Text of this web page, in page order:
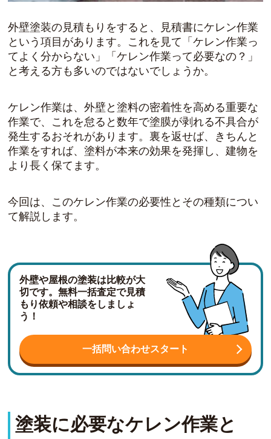
外壁塗装の見積もりをすると、見積書にケレン作業
という項目があります。これを見て「ケレン作業っ
てよく分からない」「ケレン作業って必要なの？」
と考える方も多いのではないでしょうか。
ケレン作業は、外壁と塗料の密着性を高める重要な
作業で、これを怠ると数年で塗膜が剥れる不具合が
発生するおそれがあります。裏を返せば、きちんと
作業をすれば、塗料が本来の効果を発揮し、建物を
より長く保てます。
今回は、このケレン作業の必要性とその種類につい
て解説します。
外壁や屋根の塗装は比較が大
切です。無料一括査定で見積
もり依頼や相談をしましょ
う！
一括問い合わせスタート
塗装に必要なケレン作業と